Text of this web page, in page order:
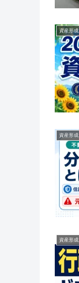
資産形成
資産形成
資産形成